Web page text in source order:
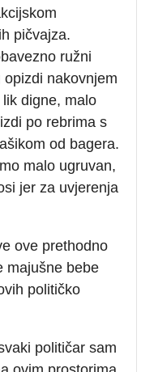
pičvajza.
ružni
nakovnjem
lik digne, malo
po rebrima s
od bagera.
malo ugruvan,
jer za uvjerenja
ove prethodno
majušne bebe
političko
političar sam